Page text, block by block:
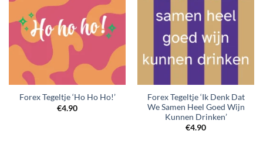
Forex Tegeltje ‘Ho Ho Ho!’
€4.90
Forex Tegeltje ‘Ik Denk Dat
We Samen Heel Goed Wijn
Kunnen Drinken’
€4.90